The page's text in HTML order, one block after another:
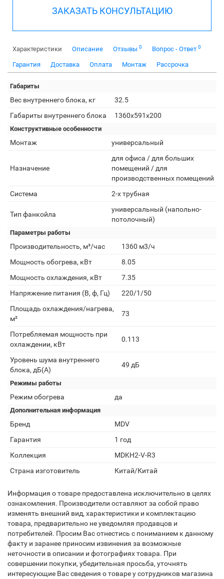
ЗАКАЗАТЬ КОНСУЛЬТАЦИЮ
Характеристики Описание Отзывы 0 Вопрос - Ответ 0
Гарантия Доставка Оплата Монтаж Рассрочка
Габариты
Вес внутреннего блока, кг
32.5
Габариты внутреннего блока
1360x591x200
Конструктивные особенности
Монтаж универсальный
Назначение
для офиса / для больших
помещений / для
производственных помещений
Система
2-х трубная
Тип фанкойла
универсальный (напольно-
потолочный)
Параметры работы
Производительность, м³/час
1360 м3/ч
Мощность обогрева, кВт
8.05
Мощность охлаждения, кВт
7.35
Напряжение питания (В, ф, Гц)
220/1/50
Площадь охлаждения/нагрева,
м²
73
Потребляемая мощность при
охлаждении, кВт
0.113
Уровень шума внутреннего
блока, дБ(А)
49 дБ
Режимы работы
Режим обогрева да
Дополнительная информация
Бренд
MDV
Гарантия
1 год
Коллекция
MDKH2-V-R3
Страна изготовитель
Китай/Китай
Информация о товаре предоставлена исключительно в целях
ознакомления. Производители оставляют за собой право
изменять внешний вид, характеристики и комплектацию
товара, предварительно не уведомляя продавцов и
потребителей. Просим Вас отнестись с пониманием к данному
факту и заранее приносим извинения за возможные
неточности в описании и фотографиях товара. При
совершении покупки, убедительная просьба, уточнять
интересующие Вас сведения о товаре у сотрудников магазина